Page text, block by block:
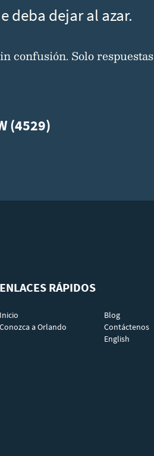
deba dejar al azar.
confusión. Solo respuestas
(4529)
ENLACES RÁPIDOS
Inicio
Conozca a Orlando
Blog
Contáctenos
English